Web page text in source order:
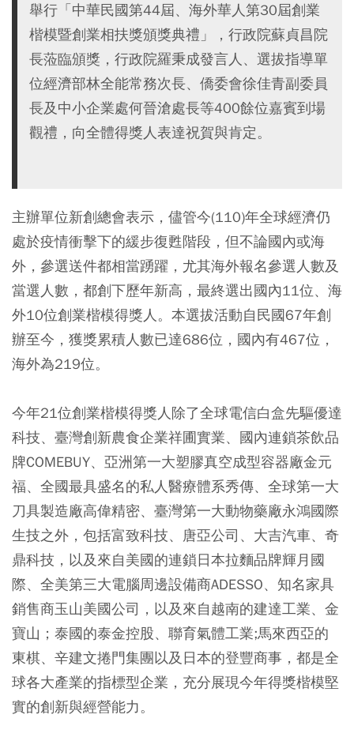
舉行「中華民國第44屆、海外華人第30屆創業
楷模暨創業相扶獎頒獎典禮」，行政院蘇貞昌院
長蒞臨頒獎，行政院羅秉成發言人、選拔指導單
位經濟部林全能常務次長、僑委會徐佳青副委員
長及中小企業處何晉滄處長等400餘位嘉賓到場
觀禮，向全體得獎人表達祝賀與肯定。
主辦單位新創總會表示，儘管今(110)年全球經濟仍
處於疫情衝擊下的緩步復甦階段，但不論國內或海
外，參選送件都相當踴躍，尤其海外報名參選人數及
當選人數，都創下歷年新高，最終選出國內11位、海
外10位創業楷模得獎人。本選拔活動自民國67年創
辦至今，獲獎累積人數已達686位，國內有467位，
海外為219位。
今年21位創業楷模得獎人除了全球電信白盒先驅優達
科技、臺灣創新農食企業祥圃實業、國內連鎖茶飲品
牌COMEBUY、亞洲第一大塑膠真空成型容器廠金元
福、全國最具盛名的私人醫療體系秀傳、全球第一大
刀具製造廠高偉精密、臺灣第一大動物藥廠永鴻國際
生技之外，包括富致科技、唐亞公司、大吉汽車、奇
鼎科技，以及來自美國的連鎖日本拉麵品牌輝月國
際、全美第三大電腦周邊設備商ADESSO、知名家具
銷售商玉山美國公司，以及來自越南的建達工業、金
寶山；泰國的泰金控股、聯育氣體工業;馬來西亞的
東棋、辛建文捲門集團以及日本的登豐商事，都是全
球各大產業的指標型企業，充分展現今年得獎楷模堅
實的創新與經營能力。